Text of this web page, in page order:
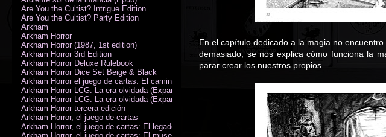
En el capítulo dedicado a la magia no
demasiado, se nos explica cómo funciona la
parar crear los nuestros propios.
Are You the Cultist? Intrigue Edition
Are You the Cultist? Party Edition
Arkham
Arkham Horror
Arkham Horror (1987, 1st edition)
Arkham Horror 3rd Edition
Arkham Horror Deluxe Rulebook
Arkham Horror Dice Set Beige & Black
Arkham Horror el juego de cartas: El camino a Carcosa - Exp. campaña
Arkham Horror LCG: La era olvidada (Expansión de campaña)
Arkham Horror LCG: La era olvidada (Expansión de investigadores)
Arkham Horror tercera edición
Arkham Horror, el juego de cartas
Arkham Horror, el juego de cartas: El legado de Dunwich expansión